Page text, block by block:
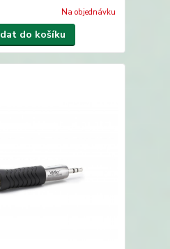
Na objednávku
do košíku